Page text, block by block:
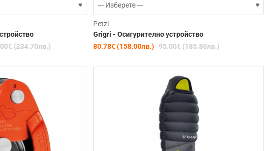
(234.70лв.)
Petzl
Grigri - Осигурително устройство
80.78€ (158.00лв.) 95.00€ (185.80лв.)